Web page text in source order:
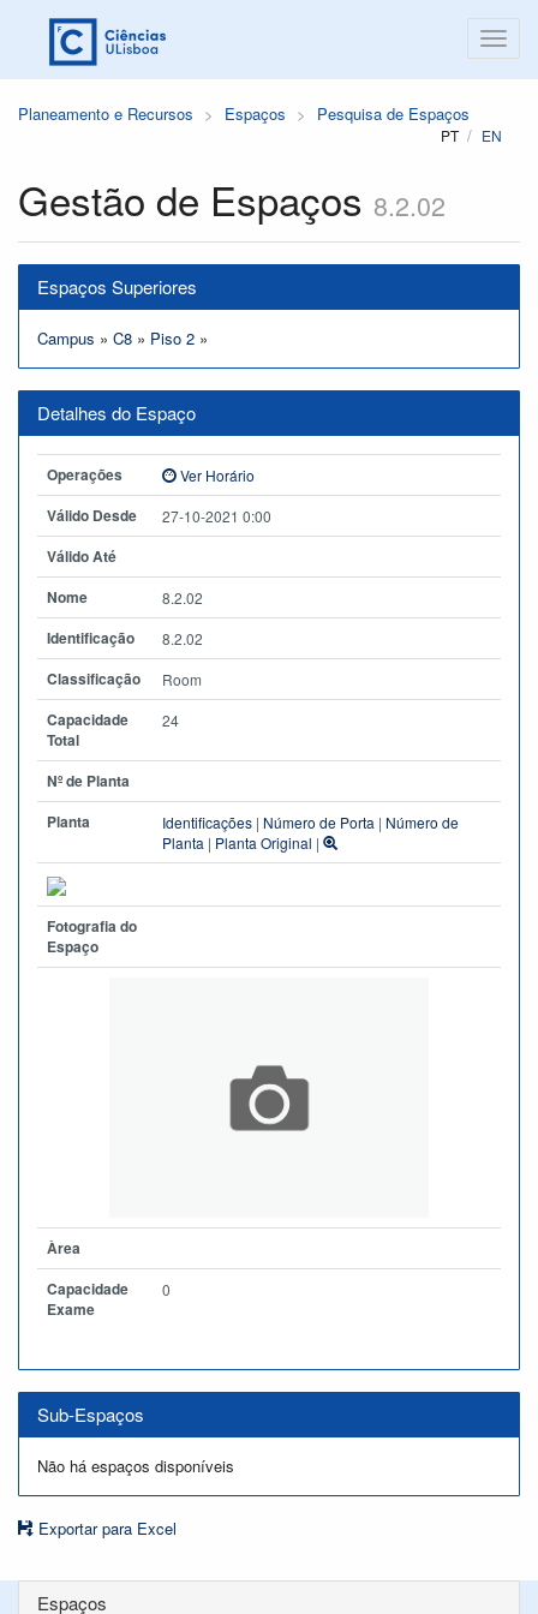
Planeamento e Recursos Espaços Pesquisa de Espaços
PT EN
Gestão de Espaços 8.2.02
Espaços Superiores
Campus » C8 » Piso 2 »
Detalhes do Espaço
Operações Ver Horário
Válido Desde 27-10-2021 0:00
Válido Até
Nome
8.2.02
Identificação 8.2.02
Classificação Room
Capacidade
Total
24
Nº de Planta
Planta
Identificações | Número de Porta | Número de
Planta | Planta Original |
Fotografia do
Espaço
Àrea
Capacidade
Exame
0
Sub-Espaços
Não há espaços disponíveis
Exportar para Excel
Espaços